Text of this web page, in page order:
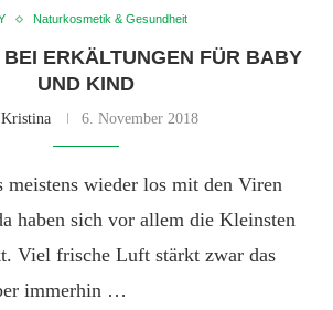
Naturkosmetik & Gesundheit
ERKÄLTUNGEN FÜR BABY
UND KIND
Kristina 6. November 2018
meistens wieder los mit den Viren
haben sich vor allem die Kleinsten
Viel frische Luft stärkt zwar das
immerhin …